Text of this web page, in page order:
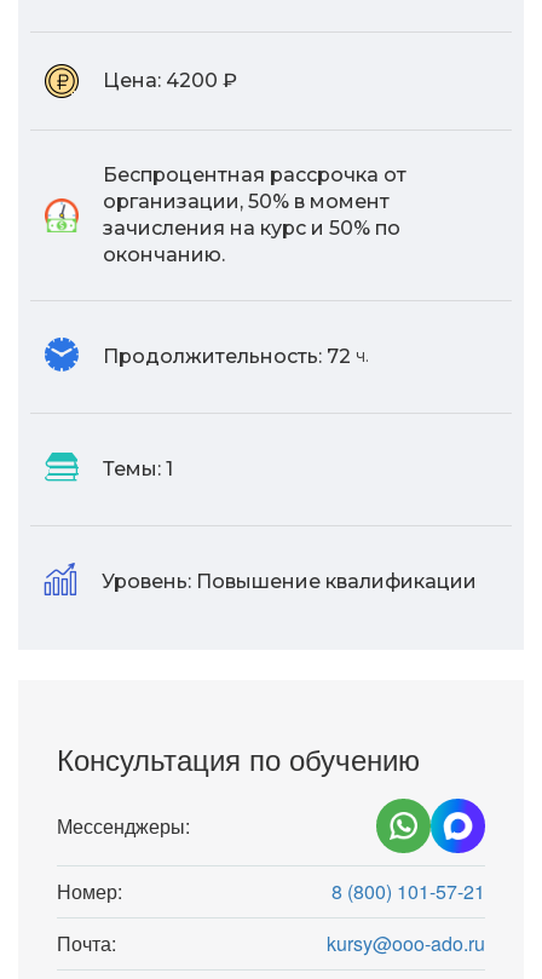
Цена: 4200 ₽
Беспроцентная рассрочка от
организации, 50% в момент
зачисления на курс и 50% по
окончанию.
Продолжительность: 72 ч.
Темы: 1
Уровень: Повышение квалификации
Консультация по обучению
Мессенджеры:
Номер:
8 (800) 101-57-21
Почта:
kursy@ooo-ado.ru